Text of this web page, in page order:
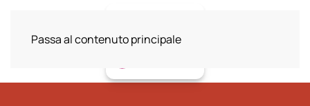
Passa al contenuto principale